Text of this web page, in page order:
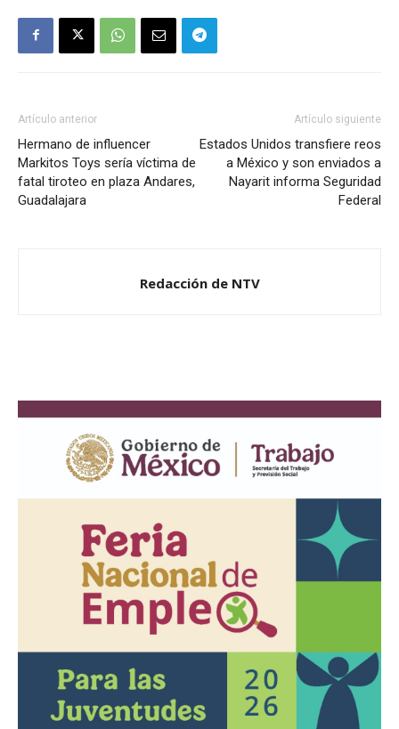
Artículo anterior
Hermano de influencer
Markitos Toys sería víctima de
fatal tiroteo en plaza Andares,
Guadalajara
Artículo siguiente
Estados Unidos transfiere reos
a México y son enviados a
Nayarit informa Seguridad
Federal
Redacción de NTV